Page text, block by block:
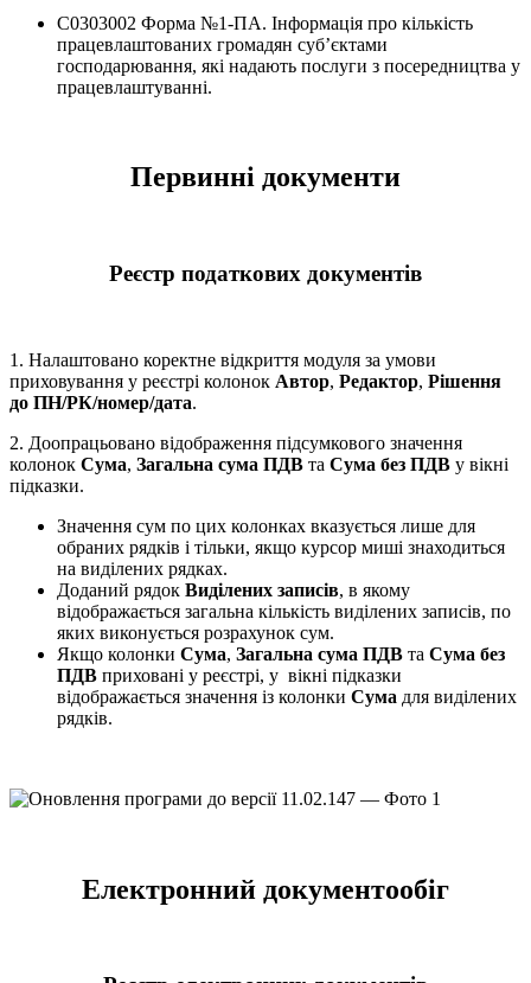
C0303002 Форма №1-ПА. Інформація про кількість
працевлаштованих громадян суб’єктами
господарювання, які надають послуги з посередництва у
працевлаштуванні.
Первинні документи
Реєстр податкових документів
1. Налаштовано коректне відкриття модуля за умови
приховування у реєстрі колонок Автор, Редактор, Рішення
до ПН/РК/номер/дата.
2. Доопрацьовано відображення підсумкового значення
колонок Сума, Загальна сума ПДВ та Сума без ПДВ у вікні
підказки.
Значення сум по цих колонках вказується лише для
обраних рядків і тільки, якщо курсор миші знаходиться
на виділених рядках.
Доданий рядок Виділених записів, в якому
відображається загальна кількість виділених записів, по
яких виконується розрахунок сум.
Якщо колонки Сума, Загальна сума ПДВ та Сума без
ПДВ приховані у реєстрі, у вікні підказки
відображається значення із колонки Сума для виділених
рядків.
Електронний документообіг